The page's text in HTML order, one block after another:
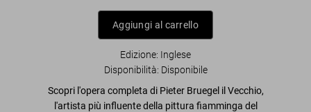
Aggiungi al carrello
Edizione: Inglese
Disponibilità: Disponibile
Scopri l'opera completa di Pieter Bruegel il Vecchio,
l'artista più influente della pittura fiamminga del